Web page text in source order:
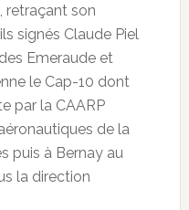
retraçant son
signés Claude Piel
Emeraude et
le Cap-10 dont
par la CAARP
de la
puis à Bernay au
la direction